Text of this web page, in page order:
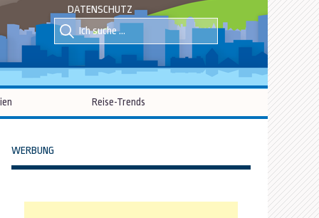
DATENSCHUTZ
Suche
nach::
Suche
nach:
Reise-Trends
WERBUNG